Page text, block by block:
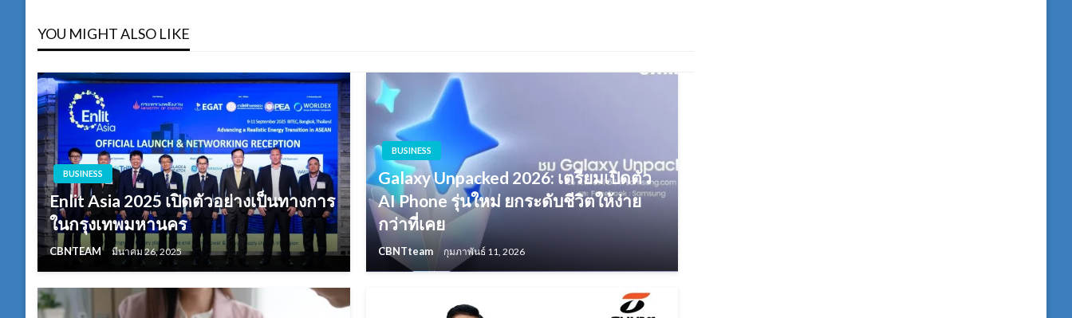
YOU MIGHT ALSO LIKE
BUSINESS
Enlit Asia 2025 เปิดตัวอย่างเป็นทางการ
ในกรุงเทพมหานคร
CBNTEAM มีนาคม 26, 2025
BUSINESS
Galaxy Unpacked 2026: เตรียมเปิดตัว
AI Phone รุ่นใหม่ ยกระดับชีวิตให้ง่าย
กว่าที่เคย
CBNTteam กุมภาพันธ์ 11, 2026